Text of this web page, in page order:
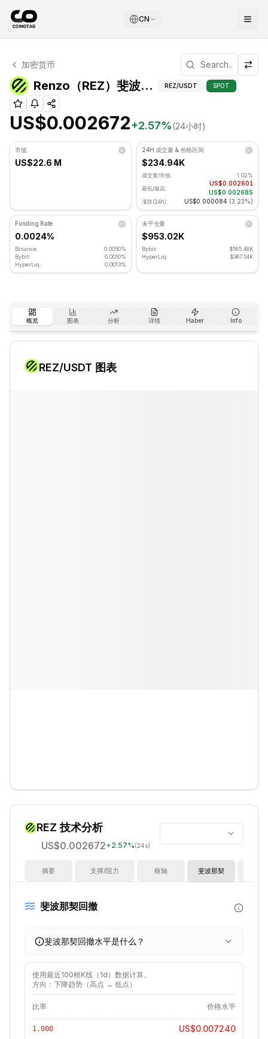
CN
Renzo 技术分析
Renzo 目前交易价格为 US$0.002672. RSI 指标为 54.69
加密货币
Renzo（REZ）斐波那契位 Renzo（REZ）
REZ/USDT SPOT
US$0.002672+2.57%(24小时)
市值
US$22.6 M
24H 成交量 & 价格区间
$234.94K
成交量/市值:
1.02%
最低/最高:
US$0.002601
US$0.002685
涨跌(24h): US$0.000084 (3.23%)
Funding Rate
0.0024%
Binance:
0.0050%
Bybit:
0.0010%
HyperLiq:
0.0013%
未平仓量
$953.02K
Bybit:
$585.48K
HyperLiq:
$367.54K
概览 图表 分析 详情 Haber Info
REZ/USDT 图表
REZ 技术分析
US$0.002672+2.57%(24s)
摘要 支撑/阻力 枢轴 斐波那契
斐波那契回撤
斐波那契回撤水平是什么？
使用最近100根K线（ 1d ）数据计算。
方向：下降趋势（高点 → 低点）
比率 价格水平
1.000 US$0.007240